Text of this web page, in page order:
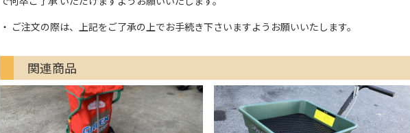
ご注文の際は、上記をご了承の上でお手続き下さいますようお願いいたします。
関連商品